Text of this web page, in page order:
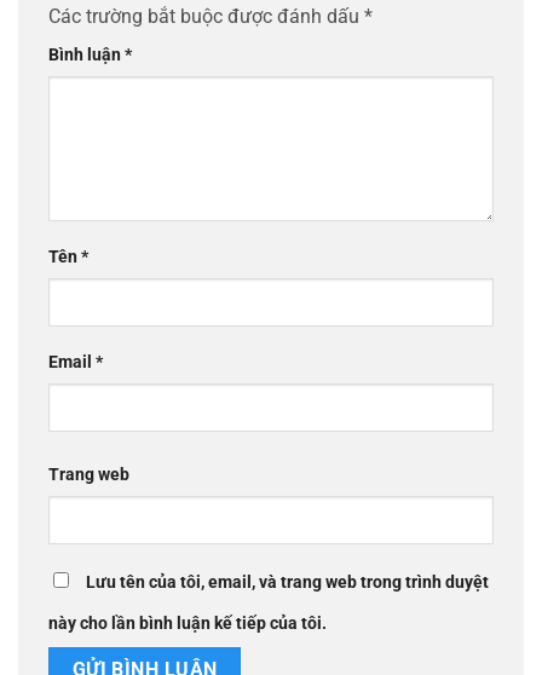
Các trường bắt buộc được đánh dấu *
Bình luận*
Tên*
Email *
Trang web
Lưu tên của tôi, email, và trang web trong trình duyệt
này cho lần bình luận kế tiếp của tôi.